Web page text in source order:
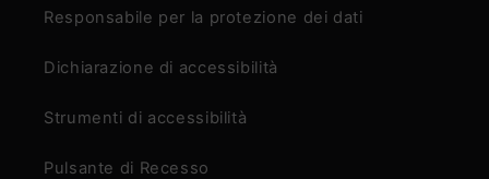
Responsabile per la protezione dei dati
Dichiarazione di accessibilità
Strumenti di accessibilità
Pulsante di Recesso